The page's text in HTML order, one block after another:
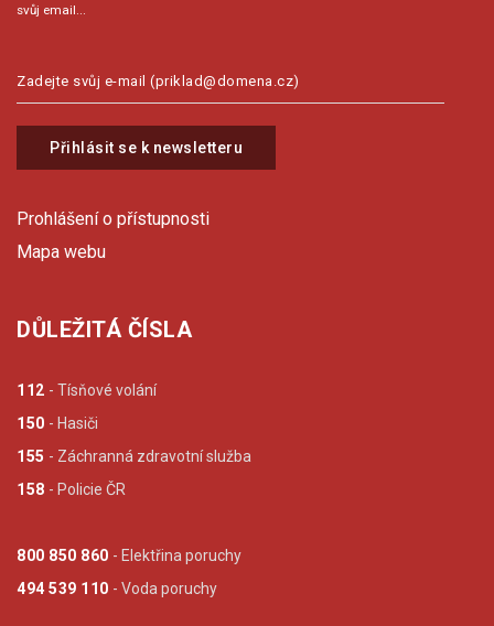
svůj email...
Přihlásit se k newsletteru
Prohlášení o přístupnosti
Mapa webu
DŮLEŽITÁ ČÍSLA
112 - Tísňové volání
150 - Hasiči
155 - Záchranná zdravotní služba
158 - Policie ČR
800 850 860 - Elektřina poruchy
494 539 110 - Voda poruchy